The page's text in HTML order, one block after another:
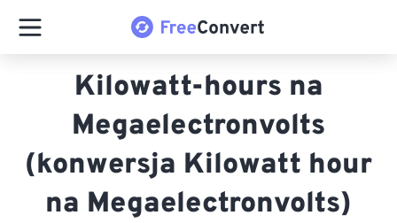
Kilowatt-hours na
Megaelectronvolts
(konwersja Kilowatt hour
na Megaelectronvolts)